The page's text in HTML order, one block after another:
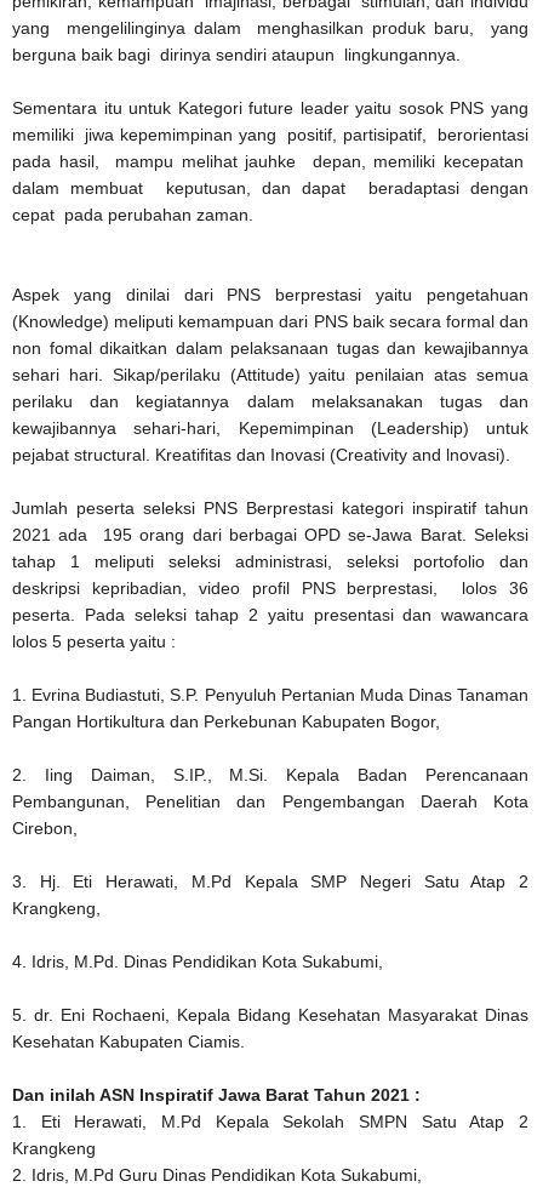
yang mengelilinginya dalam menghasilkan produk baru, yang
berguna baik bagi dirinya sendiri ataupun lingkungannya.
Sementara itu untuk Kategori future leader yaitu sosok PNS yang
memiliki jiwa kepemimpinan yang positif, partisipatif, berorientasi
pada hasil, mampu melihat jauhke depan, memiliki kecepatan
dalam membuat keputusan, dan dapat beradaptasi dengan
cepat pada perubahan zaman.
Aspek yang dinilai dari PNS berprestasi yaitu pengetahuan
(Knowledge) meliputi kemampuan dari PNS baik secara formal dan
non fomal dikaitkan dalam pelaksanaan tugas dan kewajibannya
sehari hari. Sikap/perilaku (Attitude) yaitu penilaian atas semua
perilaku dan kegiatannya dalam melaksanakan tugas dan
kewajibannya sehari-hari, Kepemimpinan (Leadership) untuk
pejabat structural. Kreatifitas dan Inovasi (Creativity and lnovasi).
Jumlah peserta seleksi PNS Berprestasi kategori inspiratif tahun
2021 ada 195 orang dari berbagai OPD se-Jawa Barat. Seleksi
tahap 1 meliputi seleksi administrasi, seleksi portofolio dan
deskripsi kepribadian, video profil PNS berprestasi, lolos 36
peserta. Pada seleksi tahap 2 yaitu presentasi dan wawancara
lolos 5 peserta yaitu :
1. Evrina Budiastuti, S.P. Penyuluh Pertanian Muda Dinas Tanaman
Pangan Hortikultura dan Perkebunan Kabupaten Bogor,
2. Iing Daiman, S.IP., M.Si. Kepala Badan Perencanaan
Pembangunan, Penelitian dan Pengembangan Daerah Kota
Cirebon,
3. Hj. Eti Herawati, M.Pd Kepala SMP Negeri Satu Atap 2
Krangkeng,
4. Idris, M.Pd. Dinas Pendidikan Kota Sukabumi,
5. dr. Eni Rochaeni, Kepala Bidang Kesehatan Masyarakat Dinas
Kesehatan Kabupaten Ciamis.
Dan inilah ASN Inspiratif Jawa Barat Tahun 2021 :
1. Eti Herawati, M.Pd Kepala Sekolah SMPN Satu Atap 2
Krangkeng
2. Idris, M.Pd Guru Dinas Pendidikan Kota Sukabumi,